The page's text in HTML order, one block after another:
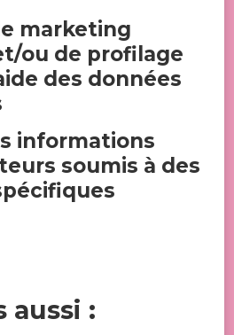
marketing
ou de profilage
des données
informations
soumis à des
aussi :